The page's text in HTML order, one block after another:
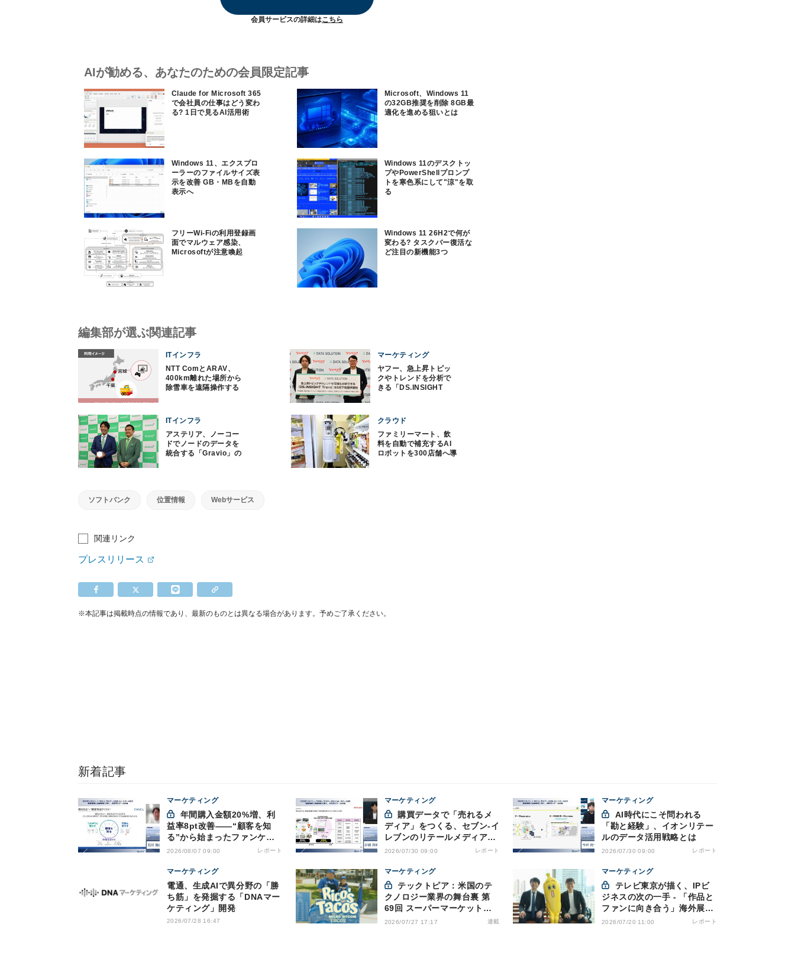
会員サービスの詳細はこちら
AIが勧める、あなたのための会員限定記事
Claude for Microsoft 365
で会社員の仕事はどう変わ
る? 1日で見るAI活用術
Microsoft、Windows 11
の32GB推奨を削除 8GB最
適化を進める狙いとは
Windows 11、エクスプロ
ーラーのファイルサイズ表
示を改善 GB・MBを自動
表示へ
Windows 11のデスクトッ
プやPowerShellプロンプ
トを寒色系にして"涼"を取
る
フリーWi-Fiの利用登録画
面でマルウェア感染、
Microsoftが注意喚起
Windows 11 26H2で何が
変わる? タスクバー復活な
ど注目の新機能3つ
編集部が選ぶ関連記事
ITインフラ
NTT ComとARAV、
400km離れた場所から
除雪車を遠隔操作する
マーケティング
ヤフー、急上昇トピッ
クやトレンドを分析で
きる「DS.INSIGHT
ITインフラ
アステリア、ノーコー
ドでノードのデータを
統合する「Gravio」の
クラウド
ファミリーマート、飲
料を自動で補充するAI
ロボットを300店舗へ導
ソフトバンク 位置情報 Webサービス
関連リンク
プレスリリース
※本記事は掲載時点の情報であり、最新のものとは異なる場合があります。予めご了承ください。
新着記事
マーケティング
益率8pt改善——“顧客を知
る”から始まったファンケル
の通販変革と、次に見据える
2026/08/07 09:00 レポート
マーケティング
購買データで「売れるメ
ディア」をつくる、セブン-イ
レブンのリテールメディア戦
略
2026/07/30 09:00 レポート
マーケティング
「勘と経験」、イオンリテー
ルのデータ活用戦略とは
2026/07/30 09:00 レポート
マーケティング
電通、生成AIで異分野の「勝
ち筋」を発掘する「DNAマー
ケティング」開発
2026/07/28 16:47
マーケティング
クノロジー業界の舞台裏 第
69回 スーパーマーケットが
ドラマを制作・配信 - 物語で
2026/07/27 17:17 連載
マーケティング
ジネスの次の一手 - 「作品と
ファンに向き合う」海外展開
とは
2026/07/20 11:00 レポート